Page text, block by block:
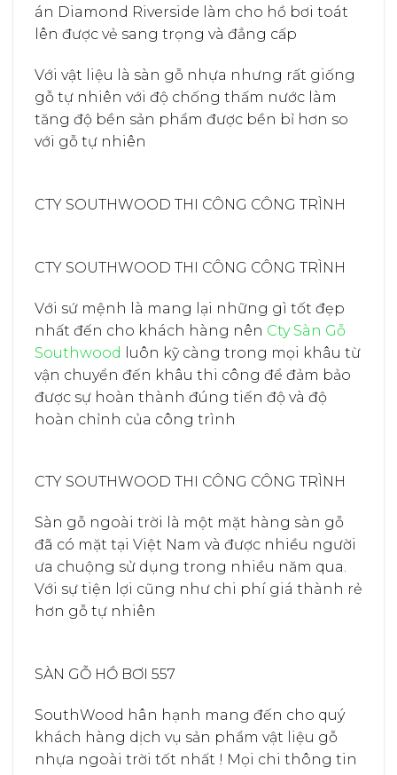
án Diamond Riverside làm cho hồ bơi toát
lên được vẻ sang trọng và đẳng cấp
Với vật liệu là sàn gỗ nhựa nhưng rất giống
gỗ tự nhiên với độ chống thấm nước làm
tăng độ bền sản phẩm được bền bỉ hơn so
với gỗ tự nhiên
CTY SOUTHWOOD THI CÔNG CÔNG TRÌNH
CTY SOUTHWOOD THI CÔNG CÔNG TRÌNH
Với sứ mệnh là mang lại những gì tốt đẹp
nhất đến cho khách hàng nên Cty Sàn Gỗ
Southwood
luôn kỹ càng trong mọi khâu từ
vận chuyển đến khâu thi công để đảm bảo
được sự hoàn thành đúng tiến độ và độ
hoàn chỉnh của công trình
CTY SOUTHWOOD THI CÔNG CÔNG TRÌNH
Sàn gỗ ngoài trời là một mặt hàng sàn gỗ
đã có mặt tại Việt Nam và được nhiều người
ưa chuộng sử dụng trong nhiều năm qua.
Với sự tiện lợi cũng như chi phí giá thành rẻ
hơn gỗ tự nhiên
SÀN GỖ HỒ BƠI 557
SouthWood hân hạnh mang đến cho quý
khách hàng dịch vụ sản phẩm vật liệu gỗ
nhựa ngoài trời tốt nhất ! Mọi chi thông tin